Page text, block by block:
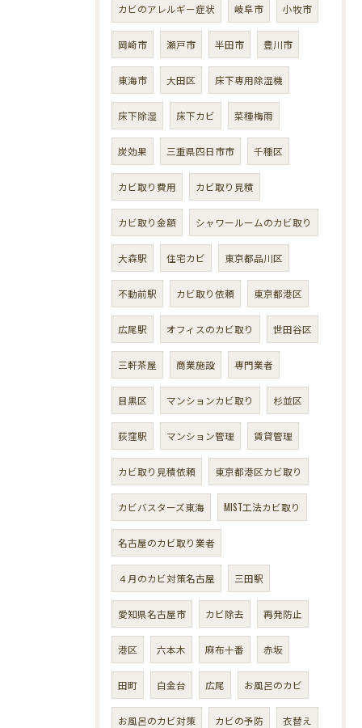
カビのアレルギー症状 岐阜市 小牧市
岡崎市 瀬戸市 半田市 豊川市
東海市 大田区 床下専用除湿機
床下除湿 床下カビ 菜種梅雨
炭効果 三重県四日市市 千種区
カビ取り費用 カビ取り見積
カビ取り金額 シャワールームのカビ取り
大森駅 住宅カビ 東京都品川区
不動前駅 カビ取り依頼 東京都港区
広尾駅 オフィスのカビ取り 世田谷区
三軒茶屋 商業施設 専門業者
目黒区 マンションカビ取り 杉並区
荻窪駅 マンション管理 賃貸管理
カビ取り見積依頼 東京都港区カビ取り
カビバスターズ東海 MIST工法カビ取り
名古屋のカビ取り業者
４月のカビ対策名古屋 三田駅
愛知県名古屋市 カビ除去 再発防止
港区 六本木 麻布十番 赤坂
田町 白金台 広尾 お風呂のカビ
お風呂のカビ対策 カビの予防 衣替え